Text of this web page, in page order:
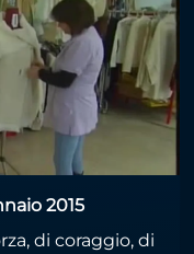
2015
di coraggio, di